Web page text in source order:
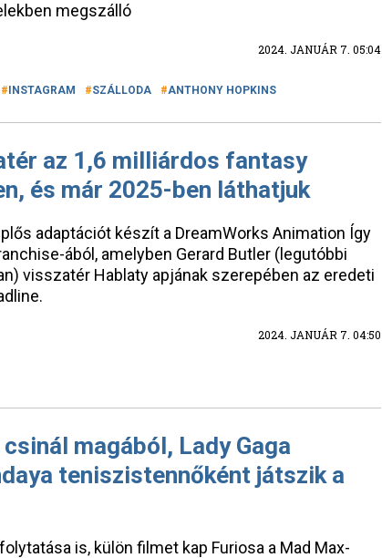
megszálló
2024. JANUÁR 7. 05:04
INSTAGRAM SZÁLLODA ANTHONY HOPKINS
az 1,6 milliárdos fantasy
és már 2025-ben láthatjuk
adaptációt készít a DreamWorks Animation Így
ából, amelyben Gerard Butler (legutóbbi
visszatér Hablaty apjának szerepében az eredeti
2024. JANUÁR 7. 04:50
magából, Lady Gaga
teniszistennőként játszik a
is, külön filmet kap Furiosa a Mad Max-